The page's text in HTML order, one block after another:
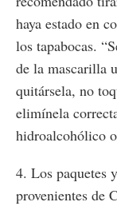
haya estado en
los tapabocas.
de la mascarilla
quitársela, no
elimínela
hidroalcohólico
4. Los paquetes
provenientes de